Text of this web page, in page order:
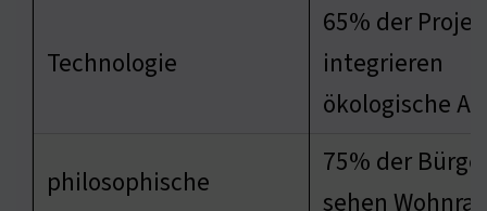
Technologie
65% der
integrieren
ökologische
philosophische
75% der
sehen